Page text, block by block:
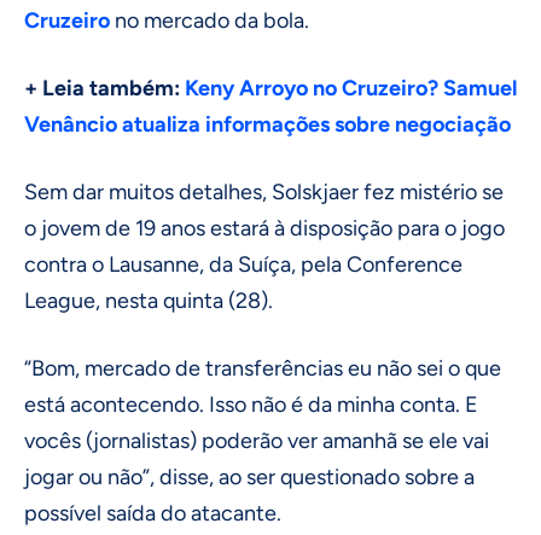
Cruzeiro no mercado da bola.
+ Leia também: Keny Arroyo no Cruzeiro? Samuel
Venâncio atualiza informações sobre negociação
Sem dar muitos detalhes, Solskjaer fez mistério se
o jovem de 19 anos estará à disposição para o jogo
contra o Lausanne, da Suíça, pela Conference
League, nesta quinta (28).
“Bom, mercado de transferências eu não sei o que
está acontecendo. Isso não é da minha conta. E
vocês (jornalistas) poderão ver amanhã se ele vai
jogar ou não”, disse, ao ser questionado sobre a
possível saída do atacante.